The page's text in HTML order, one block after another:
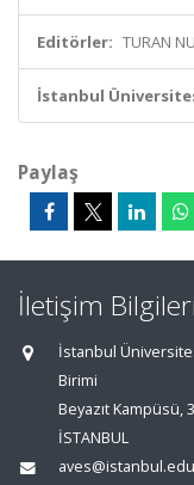
Editörler: TURAN
İstanbul
Paylaş
İletişim Bilgileri
İstanbul
Birimi
Beyazıt Kampüsü,
İSTANBUL